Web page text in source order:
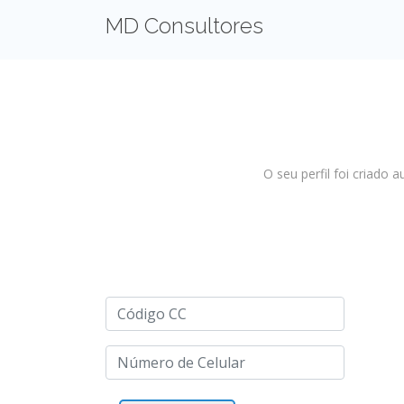
MD Consultores
O seu perfil foi criado